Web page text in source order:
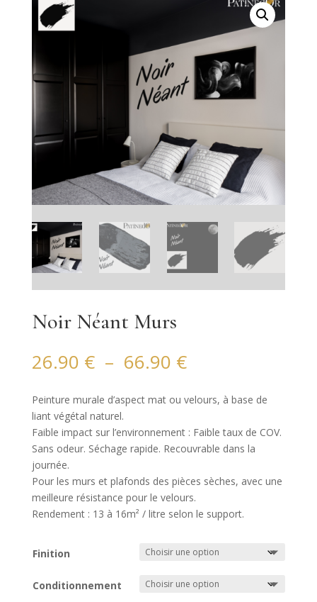
Noir Néant Murs
26.90 € – 66.90 €Plage
de
prix :
26.90 €
à
66.90 €
Peinture murale d’aspect mat ou velours, à base de
liant végétal naturel.
Faible impact sur l’environnement : Faible taux de COV.
Sans odeur. Séchage rapide. Recouvrable dans la
journée.
Pour les murs et plafonds des pièces sèches, avec une
meilleure résistance pour le velours.
Rendement : 13 à 16m² / litre selon le support.
Finition
Conditionnement